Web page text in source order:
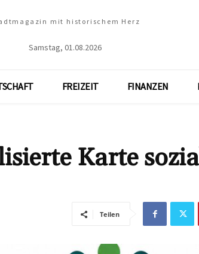
mit historischem Herz
Samstag, 01.08.2026
FREIZEIT FINANZEN
Karte
Teilen